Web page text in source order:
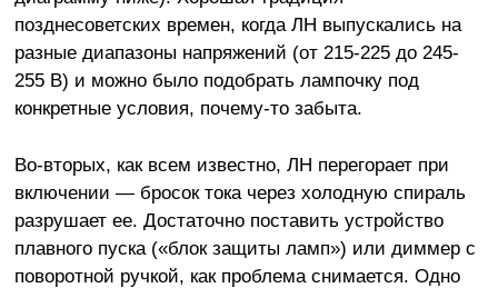
позднесоветских времен, когда ЛН выпускались на
разные диапазоны напряжений (от 215-225 до 245-
255 В) и можно было подобрать лампочку под
конкретные условия, почему-то забыта.
Во-вторых, как всем известно, ЛН перегорает при
включении — бросок тока через холодную спираль
разрушает ее. Достаточно поставить устройство
плавного пуска («блок защиты ламп») или диммер с
поворотной ручкой, как проблема снимается. Одно